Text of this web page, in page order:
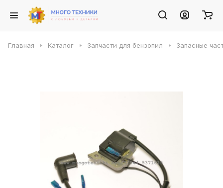
Главная Каталог Запчасти для бензопил Запасные